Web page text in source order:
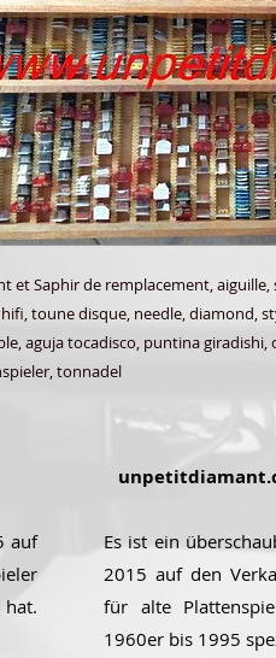
et Saphir de remplacement,aiguille,
toune disque, needle, diamond,
aguja tocadisco, puntina
tonnadel
auf
Es ist ein
2015 auf den
für alte
1960er bis 1995